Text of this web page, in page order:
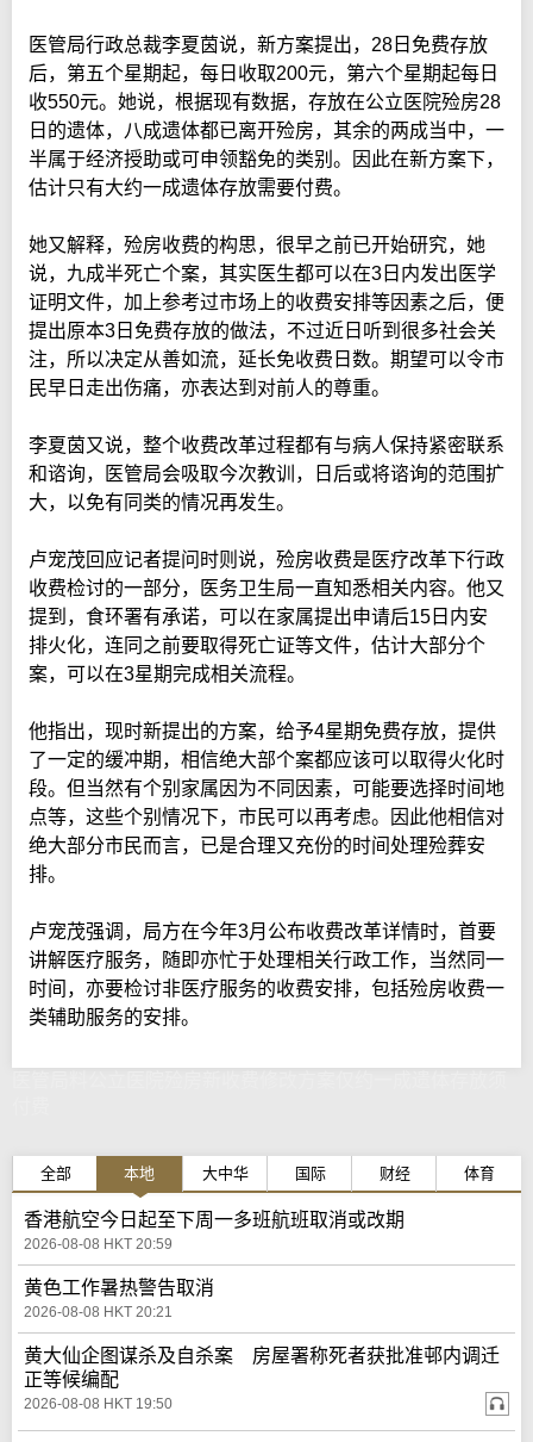
医管局行政总裁李夏茵说，新方案提出，28日免费存放
后，第五个星期起，每日收取200元，第六个星期起每日
收550元。她说，根据现有数据，存放在公立医院殓房28
日的遗体，八成遗体都已离开殓房，其余的两成当中，一
半属于经济授助或可申领豁免的类别。因此在新方案下，
估计只有大约一成遗体存放需要付费。
她又解释，殓房收费的构思，很早之前已开始研究，她
说，九成半死亡个案，其实医生都可以在3日内发出医学
证明文件，加上参考过市场上的收费安排等因素之后，便
提出原本3日免费存放的做法，不过近日听到很多社会关
注，所以决定从善如流，延长免收费日数。期望可以令市
民早日走出伤痛，亦表达到对前人的尊重。
李夏茵又说，整个收费改革过程都有与病人保持紧密联系
和谘询，医管局会吸取今次教训，日后或将谘询的范围扩
大，以免有同类的情况再发生。
卢宠茂回应记者提问时则说，殓房收费是医疗改革下行政
收费检讨的一部分，医务卫生局一直知悉相关内容。他又
提到，食环署有承诺，可以在家属提出申请后15日内安
排火化，连同之前要取得死亡证等文件，估计大部分个
案，可以在3星期完成相关流程。
他指出，现时新提出的方案，给予4星期免费存放，提供
了一定的缓冲期，相信绝大部个案都应该可以取得火化时
段。但当然有个别家属因为不同因素，可能要选择时间地
点等，这些个别情况下，市民可以再考虑。因此他相信对
绝大部分市民而言，已是合理又充份的时间处理殓葬安
排。
卢宠茂强调，局方在今年3月公布收费改革详情时，首要
讲解医疗服务，随即亦忙于处理相关行政工作，当然同一
时间，亦要检讨非医疗服务的收费安排，包括殓房收费一
类辅助服务的安排。
全部 本地 大中华 国际 财经 体育
香港航空今日起至下周一多班航班取消或改期
2026-08-08 HKT 20:59
黄色工作暑热警告取消
2026-08-08 HKT 20:21
黄大仙企图谋杀及自杀案 房屋署称死者获批准邨内调迁
正等候编配
2026-08-08 HKT 19:50